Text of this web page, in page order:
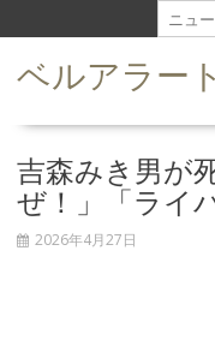
k
ベルアラー
吉森みき男が
ぜ！」「ライ
2026年4月27日